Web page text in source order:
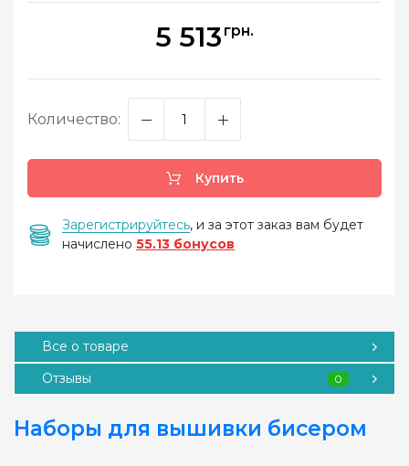
5 513 грн.
Количество:
Купить
Зарегистрируйтесь, и за этот заказ вам будет
начислено 55.13 бонусов
Все о товаре
Отзывы
0
Наборы для вышивки бисером